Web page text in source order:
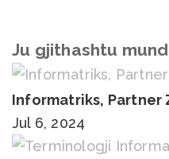
Ju gjithashtu
Informatriks, Partner
Jul 6, 2024